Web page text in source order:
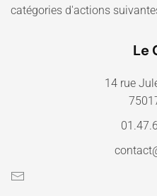
catégories d'actions
Le
14 rue